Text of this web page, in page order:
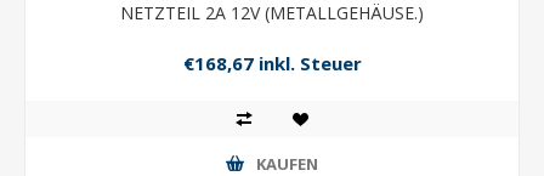
NETZTEIL 2A 12V (METALLGEHÄUSE.)
€168,67 inkl. Steuer
KAUFEN